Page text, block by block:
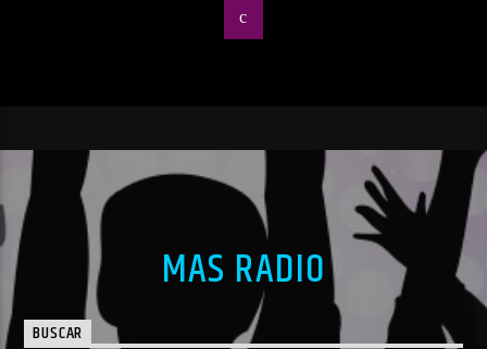
MAS RADIO
BUSCAR